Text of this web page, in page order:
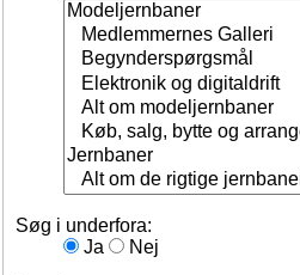
Søg i underfora:
Ja
Nej